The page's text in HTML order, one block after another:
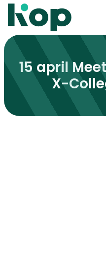
15 april
X-